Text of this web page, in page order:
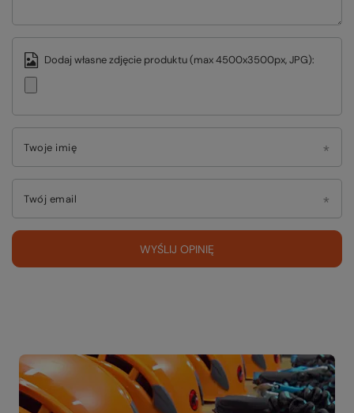
Dodaj własne zdjęcie produktu (max 4500x3500px, JPG):
Twoje imię
Twój email
WYŚLIJ OPINIĘ